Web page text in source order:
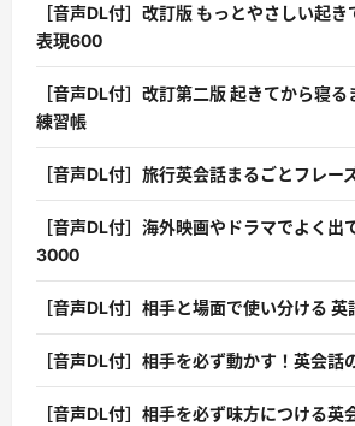
［音声DL付］改訂版 もっとやさしい起
表現600
［音声DL付］改訂第二版 起きてから寝
練習帳
［音声DL付］旅行英会話まるごとフレー
［音声DL付］海外映画やドラマでよく出
3000
［音声DL付］相手と場面で使い分ける
［音声DL付］相手を必ず動かす！英会話
［音声DL付］相手を必ず味方につける英